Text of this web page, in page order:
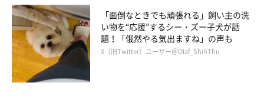
時2才10カ月）もいます。うるちゃんは明るくて活発、自己主張
がしっかりできるタイプで、おとなしいそるくんとは違ったタイ
プのコ。2頭の関係性は
「うるが一方的にそるに愛をぶつけてい
る感じ」なのだとか。
「面倒なときでも頑張れる」飼い主の洗
い物を“応援”するシー・ズー子犬が話
題！「俄然やる気出ますね」の声も
X（旧Twitter）ユーザー＠Olaf_ShihThu